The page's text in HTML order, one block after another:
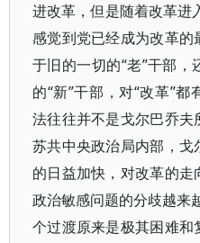
进改革，但是随着改革进
感觉到党已经成为改革
于旧的一切的“老”干部
的“新”干部，对“改革”
法往往并不是戈尔巴乔
苏共中央政治局内部，
的日益加快，对改革的
政治敏感问题的分歧越来
个过渡原来是极其困难